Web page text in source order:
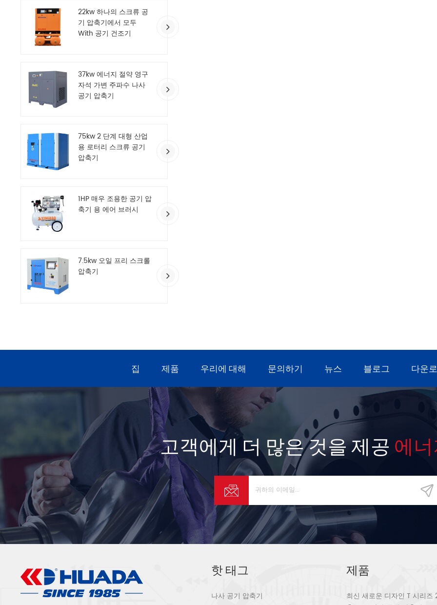
22kw 하나의 스크류 공
기 압축기에서 모두
With 공기 건조기
37kw 에너지 절약 영구
자석 가변 주파수 나사
공기 압축기
75kw 2 단계 대형 산업
용 로터리 스크류 공기
압축기
1HP 매우 조용한 공기 압
축기 용 에어 브러시
7.5kw 오일 프리 스크롤
압축기
집 제품 우리에 대해 문의하기 뉴스 블로그 다운
고객에게 더 많은 것을 제공 에
핫 태그
나사 공기 압축기
제품
최신 새로운 디자인 T 시리즈